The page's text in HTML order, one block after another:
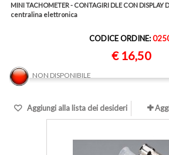
MINI TACHOMETER - CONTAGIRI DLE CON
centralina elettronica
CODICE ORDINE:
€ 16,50
NON DISPONIBILE
Aggiungi alla lista dei desideri